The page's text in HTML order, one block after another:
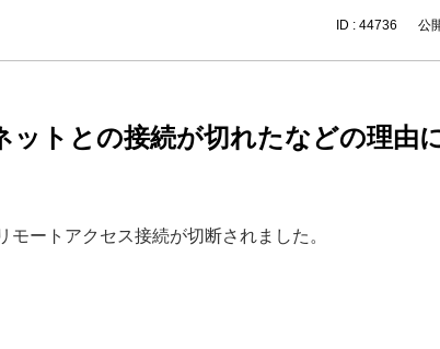
ID : 44736 公
ットとの接続が切れたなどの理由
ートアクセス接続が切断されました。